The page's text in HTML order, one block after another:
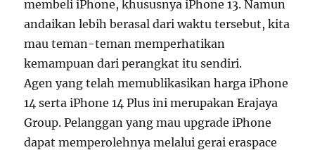
membeli iPhone, khususnya iPhone 13. Namun
andaikan lebih berasal dari waktu tersebut, kita
mau teman-teman memperhatikan
kemampuan dari perangkat itu sendiri.
Agen yang telah memublikasikan harga iPhone
14 serta iPhone 14 Plus ini merupakan Erajaya
Group. Pelanggan yang mau upgrade iPhone
dapat memperolehnya melalui gerai eraspace